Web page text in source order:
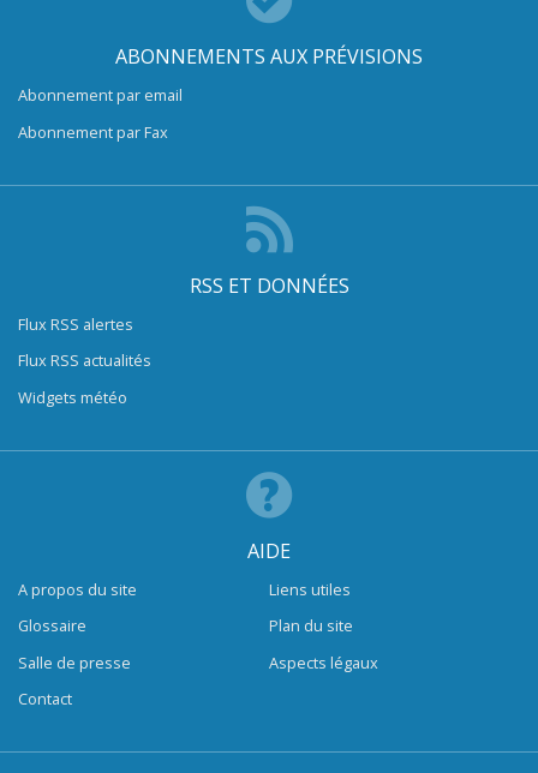
ABONNEMENTS AUX PRÉVISIONS
Abonnement par email
Abonnement par Fax
RSS ET DONNÉES
Flux RSS alertes
Flux RSS actualités
Widgets météo
AIDE
A propos du site
Glossaire
Salle de presse
Contact
Liens utiles
Plan du site
Aspects légaux